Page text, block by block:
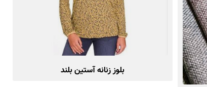
بلوز زنانه آستین بلند